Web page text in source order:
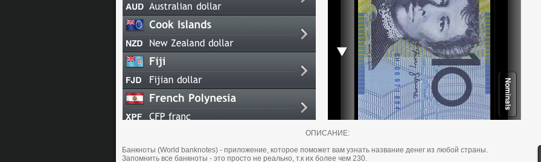
ОПИСАНИЕ:
Банкноты (World banknotes) - приложение, которое поможет вам узнать название денег из любой страны.
Запомнить все банкноты - это просто не реально, т.к их более чем 230.